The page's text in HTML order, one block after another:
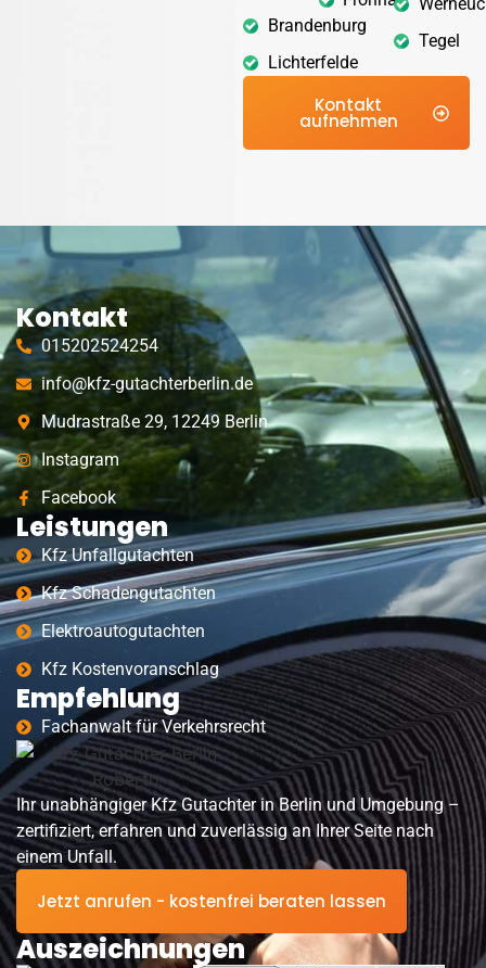
Brandenburg
Lichterfelde
Tegel
Kontakt
aufnehmen
Kontakt
015202524254
info@kfz-gutachterberlin.de
Mudrastraße 29, 12249 Berlin
Instagram
Facebook
Leistungen
Kfz Unfallgutachten
Kfz Schadengutachten
Elektroautogutachten
Kfz Kostenvoranschlag
Empfehlung
Fachanwalt für Verkehrsrecht
Ihr unabhängiger Kfz Gutachter in Berlin und Umgebung –
zertifiziert, erfahren und zuverlässig an Ihrer Seite nach
einem Unfall.
Jetzt anrufen - kostenfrei beraten lassen
Auszeichnungen